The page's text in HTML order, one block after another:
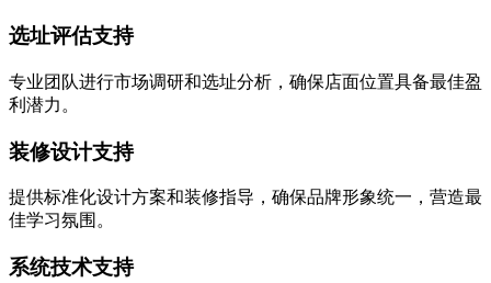
选址评估支持
专业团队进行市场调研和选址分析，确保店面位置具备最佳盈
利潜力。
装修设计支持
提供标准化设计方案和装修指导，确保品牌形象统一，营造最
佳学习氛围。
系统技术支持